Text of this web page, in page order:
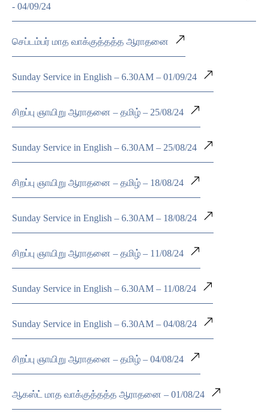
- 04/09/24
செப்டம்பர் மாத வாக்குத்தத்த ஆராதனை
Sunday Service in English – 6.30AM – 01/09/24
சிறப்பு ஞாயிறு ஆராதனை – தமிழ் – 25/08/24
Sunday Service in English – 6.30AM – 25/08/24
சிறப்பு ஞாயிறு ஆராதனை – தமிழ் – 18/08/24
Sunday Service in English – 6.30AM – 18/08/24
சிறப்பு ஞாயிறு ஆராதனை – தமிழ் – 11/08/24
Sunday Service in English – 6.30AM – 11/08/24
Sunday Service in English – 6.30AM – 04/08/24
சிறப்பு ஞாயிறு ஆராதனை – தமிழ் – 04/08/24
ஆகஸ்ட் மாத வாக்குத்தத்த ஆராதனை – 01/08/24